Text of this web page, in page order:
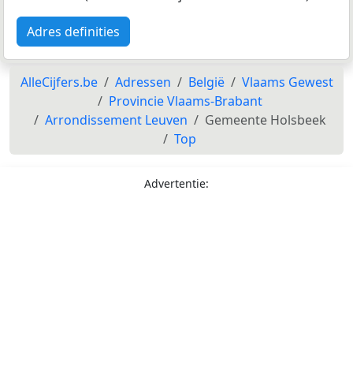
Adres definities
AlleCijfers.be Adressen België
Vlaams Gewest
Provincie Vlaams-Brabant
Arrondissement Leuven
Gemeente Holsbeek
Top
Advertentie: